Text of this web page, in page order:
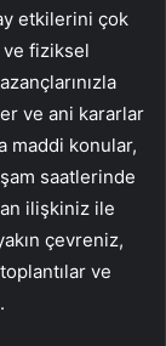
etkilerini çok
fiziksel
ve ani kararlar
maddi konular,
saatlerinde
ilişkiniz ile
çevreniz,
ve